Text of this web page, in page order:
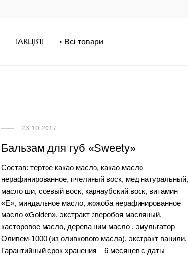
!АКЦІЯ! • Всі товари
23.10.2017
Бальзам для губ «Sweety»
Состав: тертое какао масло, какао масло
нерафинированное, пчелиный воск, мед натуральный,
масло ши, соевый воск, карнаубский воск, витамин
«Е», миндальное масло, жожоба нерафинированное
масло «Golden», экстракт зверобоя масляный,
касторовое масло, дерева ним масло , эмульгатор
Оливем-1000 (из оливкового масла), экстракт ванили.
Гарантийный срок хранения – 6 месяцев с даты